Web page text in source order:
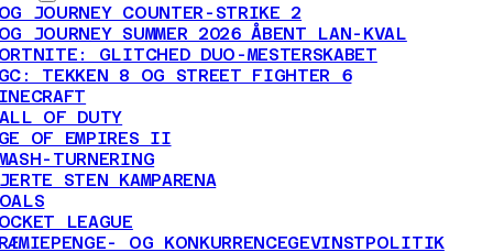
JOURNEY COUNTER-STRIKE 2
JOURNEY SUMMER 2026 ÅBENT LAN-KVAL
GLITCHED DUO-MESTERSKABET
TEKKEN 8 OG STREET FIGHTER 6
OF DUTY
OF EMPIRES II
TURNERING
STEN KAMPARENA
LEAGUE
OG KONKURRENCEGEVINSTPOLITIK